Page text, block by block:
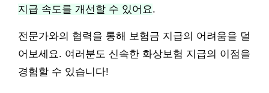
지급 속도를 개선할 수 있어요.
전문가와의 협력을 통해 보험금 지급의 어려움을 덜
어보세요. 여러분도 신속한 화상보험 지급의 이점을
경험할 수 있습니다!